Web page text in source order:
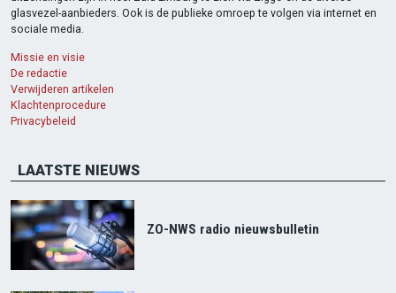
glasvezel-aanbieders. Ook is de publieke omroep te volgen via internet en
sociale media.
Missie en visie
De redactie
Verwijderen artikelen
Klachtenprocedure
Privacybeleid
LAATSTE NIEUWS
ZO-NWS radio nieuwsbulletin